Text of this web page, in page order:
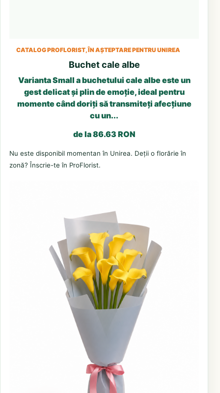
CATALOG PROFLORIST, ÎN AȘTEPTARE PENTRU UNIREA
Buchet cale albe
Varianta Small a buchetului cale albe este un
gest delicat și plin de emoție, ideal pentru
momente când doriți să transmiteți afecțiune
cu un...
de la 86.63 RON
Nu este disponibil momentan în Unirea. Deții o florărie în
zonă? Înscrie-te în ProFlorist.